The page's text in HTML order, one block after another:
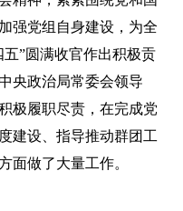
强党组自身建设，为全
”圆满收官作出积极贡
央政治局常委会领导
极履职尽责，在完成党
建设、指导推动群团工
面做了大量工作。